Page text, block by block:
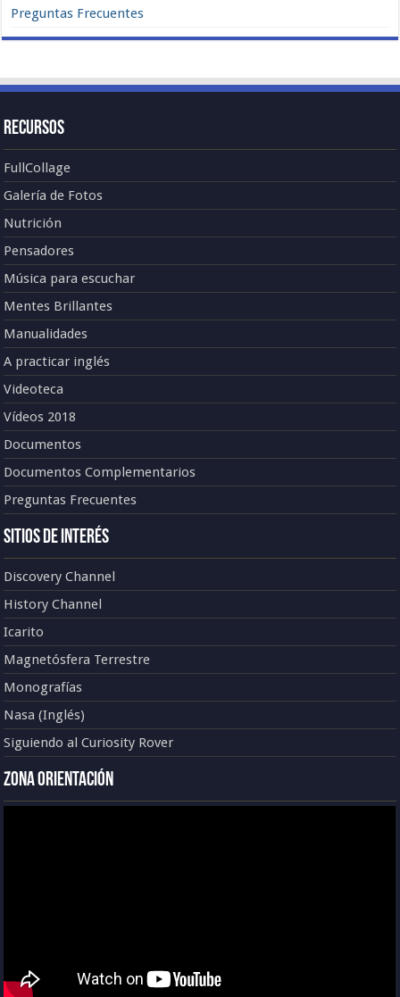
Preguntas Frecuentes
Recursos
FullCollage
Galería de Fotos
Nutrición
Pensadores
Música para escuchar
Mentes Brillantes
Manualidades
A practicar inglés
Videoteca
Vídeos 2018
Documentos
Documentos Complementarios
Preguntas Frecuentes
Sitios de Interés
Discovery Channel
History Channel
Icarito
Magnetósfera Terrestre
Monografías
Nasa (Inglés)
Siguiendo al Curiosity Rover
Zona Orientación